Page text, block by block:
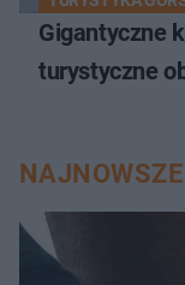
Gigantyczne
turystyczne